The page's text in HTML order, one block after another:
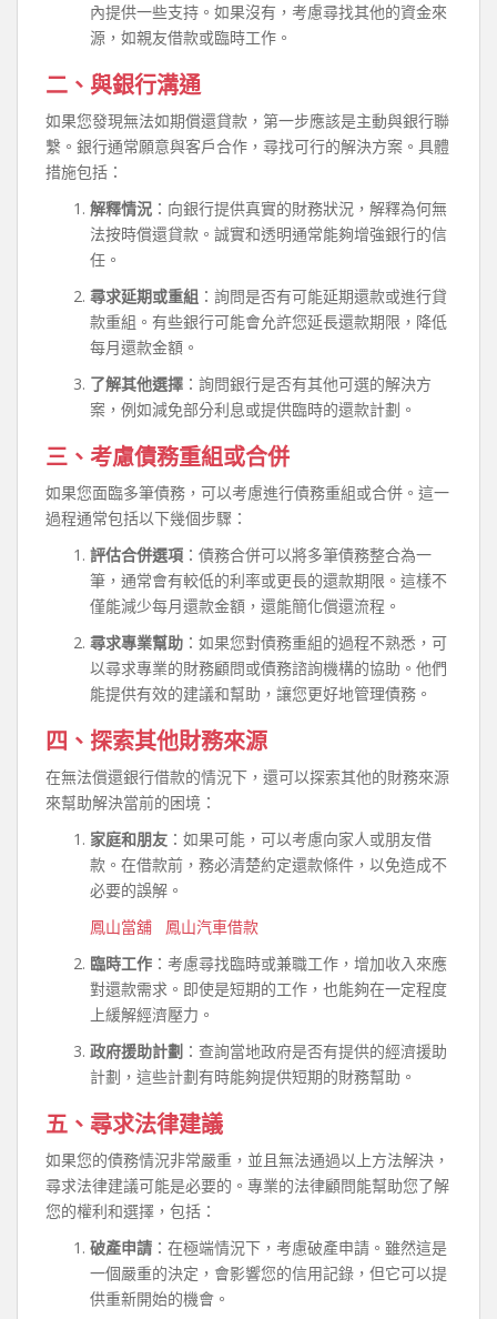
內提供一些支持。如果沒有，考慮尋找其他的資金來
源，如親友借款或臨時工作。
二、與銀行溝通
如果您發現無法如期償還貸款，第一步應該是主動與銀行聯
繫。銀行通常願意與客戶合作，尋找可行的解決方案。具體
措施包括：
解釋情況 ：向銀行提供真實的財務狀況，解釋為何無
法按時償還貸款。誠實和透明通常能夠增強銀行的信
任。
尋求延期或重組 ：詢問是否有可能延期還款或進行貸
款重組。有些銀行可能會允許您延長還款期限，降低
每月還款金額。
了解其他選擇 ：詢問銀行是否有其他可選的解決方
案，例如減免部分利息或提供臨時的還款計劃。
三、考慮債務重組或合併
如果您面臨多筆債務，可以考慮進行債務重組或合併。這一
過程通常包括以下幾個步驟：
評估合併選項 ：債務合併可以將多筆債務整合為一
筆，通常會有較低的利率或更長的還款期限。這樣不
僅能減少每月還款金額，還能簡化償還流程。
尋求專業幫助 ：如果您對債務重組的過程不熟悉，可
以尋求專業的財務顧問或債務諮詢機構的協助。他們
能提供有效的建議和幫助，讓您更好地管理債務。
四、探索其他財務來源
在無法償還銀行借款的情況下，還可以探索其他的財務來源
來幫助解決當前的困境：
家庭和朋友 ：如果可能，可以考慮向家人或朋友借
款。在借款前，務必清楚約定還款條件，以免造成不
必要的誤解。
鳳山當舖
鳳山汽車借款
臨時工作 ：考慮尋找臨時或兼職工作，增加收入來應
對還款需求。即使是短期的工作，也能夠在一定程度
上緩解經濟壓力。
政府援助計劃 ：查詢當地政府是否有提供的經濟援助
計劃，這些計劃有時能夠提供短期的財務幫助。
五、尋求法律建議
如果您的債務情況非常嚴重，並且無法通過以上方法解決，
尋求法律建議可能是必要的。專業的法律顧問能幫助您了解
您的權利和選擇，包括：
破產申請 ：在極端情況下，考慮破產申請。雖然這是
一個嚴重的決定，會影響您的信用記錄，但它可以提
供重新開始的機會。